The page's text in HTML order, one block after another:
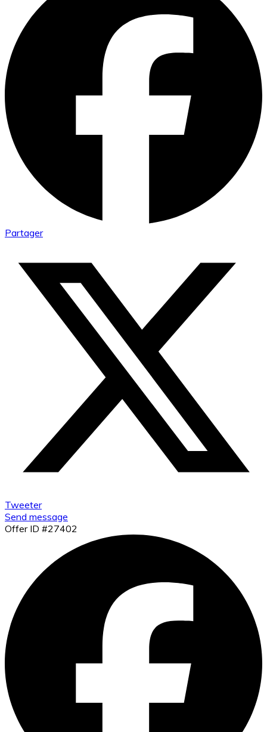
Partager
Tweeter
Send message
Offer ID #27402